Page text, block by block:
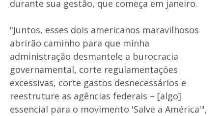
durante sua gestão, que começa em janeiro.
"Juntos, esses dois americanos maravilhosos
abrirão caminho para que minha
administração desmantele a burocracia
governamental, corte regulamentações
excessivas, corte gastos desnecessários e
reestruture as agências federais – [algo]
essencial para o movimento 'Salve a América'",